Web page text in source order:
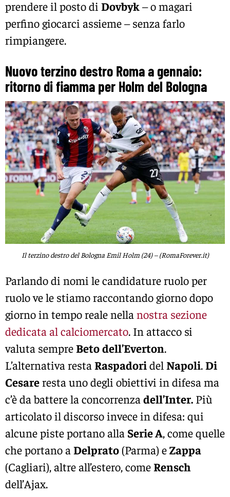
prendere il posto di Dovbyk– o magari
perfino giocarci assieme – senza farlo
rimpiangere.
Nuovo terzino destro Roma a gennaio:
ritorno di fiamma per Holm del Bologna
Il terzino destro del Bologna Emil Holm (24) – (RomaForever.it)
Parlando di nomi le candidature ruolo per
ruolo ve le stiamo raccontando giorno dopo
giorno in tempo reale nella nostra sezione
dedicata al calciomercato. In attacco si
valuta sempreBetodell’Everton.
L’alternativa resta Raspadoridel Napoli.Di
Cesareresta uno degli obiettivi in difesa ma
c’è da battere la concorrenza dell’Inter. Più
articolato il discorso invece in difesa: qui
alcune piste portano alla Serie A, come quelle
che portano a Delprato(Parma) eZappa
(Cagliari), altre all’estero, comeRensch
dell’Ajax.